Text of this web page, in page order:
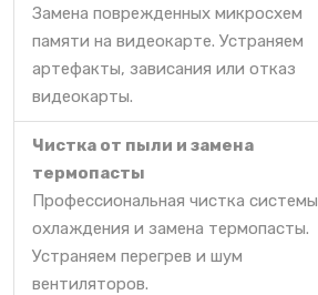
Замена поврежденных микросхем
памяти на видеокарте. Устраняем
артефакты, зависания или отказ
видеокарты.
Чистка от пыли и замена
термопасты
Профессиональная чистка системы
охлаждения и замена термопасты.
Устраняем перегрев и шум
вентиляторов.